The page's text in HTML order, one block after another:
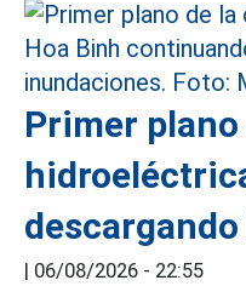
Primer
| 06/08/2026 - 22:55